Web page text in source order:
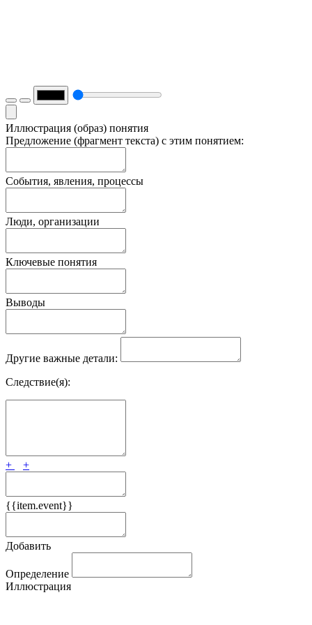
Иллюстрация (образ) понятия
Предложение (фрагмент текста) с этим понятием:
События, явления, процессы
Люди, организации
Ключевые понятия
Выводы
Другие важные детали:
Следствие(я):
+ +
{{item.event}}
Добавить
Определение
Иллюстрация